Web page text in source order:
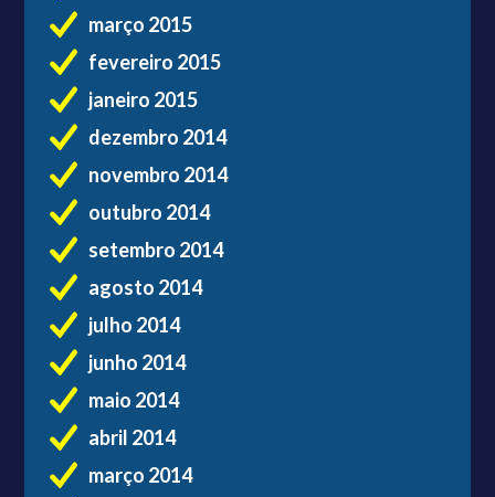
março 2015
fevereiro 2015
janeiro 2015
dezembro 2014
novembro 2014
outubro 2014
setembro 2014
agosto 2014
julho 2014
junho 2014
maio 2014
abril 2014
março 2014